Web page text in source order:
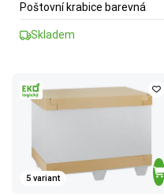
Poštovní krabice barevná
Skladem
5 variant